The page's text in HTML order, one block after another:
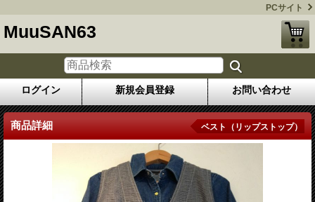
PCサイト
MuuSAN63
ログイン 新規会員登録 お問い合わせ
商品詳細 ベスト（リップストップ）